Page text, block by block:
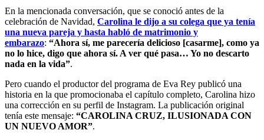
En la mencionada conversación, que se conoció antes de la
celebración de Navidad, Carolina le dijo a su colega que ya tenía
una nueva pareja y hasta habló de matrimonio y
embarazo: “Ahora sí, me parecería delicioso [casarme], como ya
no lo hice, digo que ahora sí. A ver qué pasa… Yo no descarto
nada en la vida”.
Pero cuando el productor del programa de Eva Rey publicó una
historia en la que promocionaba el capítulo completo, Carolina hizo
una corrección en su perfil de Instagram. La publicación original
tenía este mensaje: “CAROLINA CRUZ, ILUSIONADA CON
UN NUEVO AMOR”.